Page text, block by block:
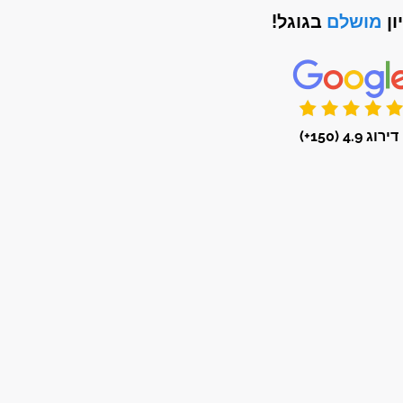
מושלם בגוגל!
דירוג 4.9 (150+)